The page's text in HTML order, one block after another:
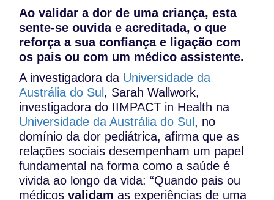
Ao validar a dor de uma criança, esta
sente-se ouvida e acreditada, o que
reforça a sua confiança e ligação com
os pais ou com um médico assistente.
A investigadora da Universidade da
Austrália do Sul , Sarah Wallwork,
investigadora do IIMPACT in Health na
Universidade da Austrália do Sul , no
domínio da dor pediátrica, afirma que as
relações sociais desempenham um papel
fundamental na forma como a saúde é
vivida ao longo da vida: “Quando pais ou
médicosvalidam as experiências de uma